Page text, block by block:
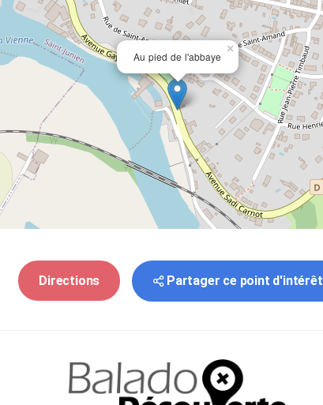
Au pied de l'abbaye
×
Directions Partager ce point d'intérêt